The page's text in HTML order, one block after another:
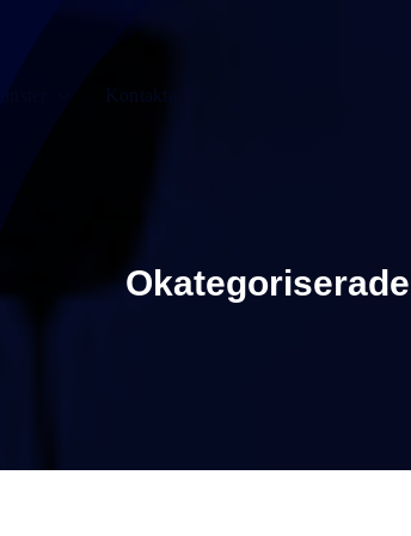
Kontakta oss
Okategoriserade